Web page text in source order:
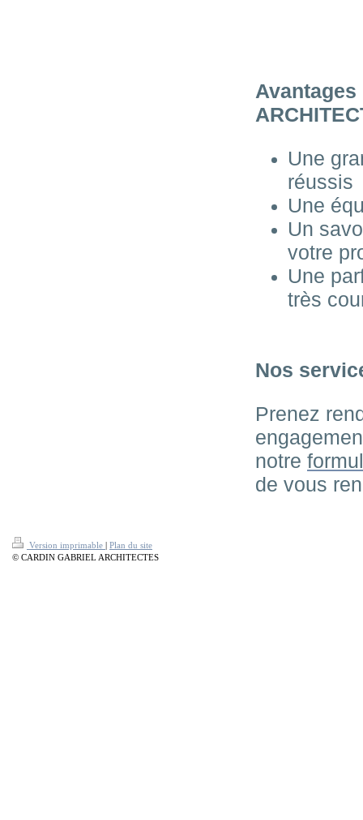
Une
réussis
Une
Un
votre
Une
très
Nos
Prenez
notre
de vous
Version imprimable | Plan du site
© CARDIN GABRIEL ARCHITECTES